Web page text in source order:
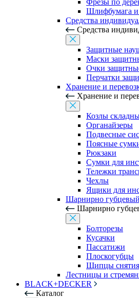
Фрезы по
Шлифбумага
Средства
Средства
Защитные
Маски
Очки
Перчатки
Хранение и
Хранение и
Козлы
Органайзеры
Подвесные
Поясные
Рюкзаки
Сумки для
Тележки
Чехлы
Ящики для
Шарнирно
Шарнирно
Болторезы
Кусачки
Пассатижи
Плоскогубцы
Щипцы
Лестницы и
BLACK+DECKER
Каталог